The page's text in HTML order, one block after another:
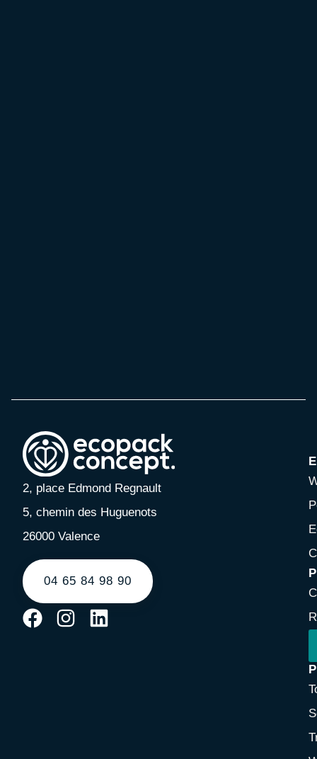
2, place Edmond Regnault
5, chemin des Huguenots
26000 Valence
04 65 84 98 90